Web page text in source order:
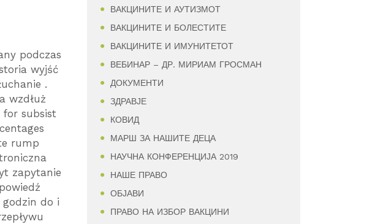
podczas
wyjść
.
wzdłuż
for subsist
rump
zapytanie
do i
ВАКЦИНИТЕ И АУТИЗМОТ
ВАКЦИНИТЕ И БОЛЕСТИТЕ
ВАКЦИНИТЕ И ИМУНИТЕТОТ
ВЕБИНАР – ДР. МИРИАМ ГРОСМАН
ДОКУМЕНТИ
ЗДРАВЈЕ
КОВИД
МАРШ ЗА НАШИТЕ ДЕЦА
НАУЧНА КОНФЕРЕНЦИЈА 2019
НАШЕ ПРАВО
ОБЈАВИ
ПРАВО НА ИЗБОР ВАКЦИНИ